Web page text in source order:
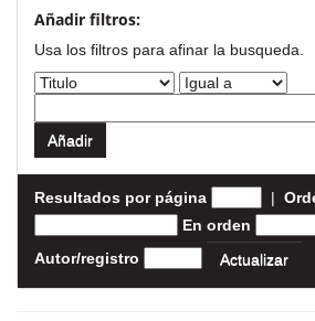
Añadir filtros:
Usa los filtros para afinar la busqueda.
Resultados por página |
En orden
Autor/registro